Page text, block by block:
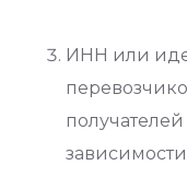
ИНН или
зависимости